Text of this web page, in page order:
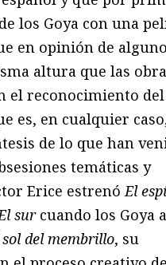
los Goya con una
en opinión de
altura que las
el reconocimiento
es, en cualquier
de lo que han
temáticas y
Erice estrenó El
surcuando los Goya
sol del membrillo, su